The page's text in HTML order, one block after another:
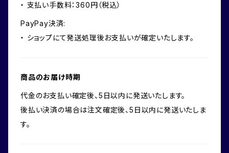
・ 支払い手数料：360円（税込）
PayPay決済:
・ ショップにて発送処理後お支払いが確定いたします。
商品のお届け時期
代金のお支払い確定後、5日以内に発送いたします。
後払い決済の場合は注文確定後、5日以内に発送いたしま
す。